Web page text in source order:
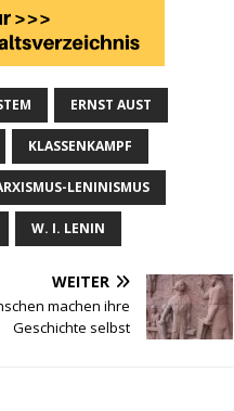
ERNST AUST
KLASSENKAMPF
LENINISMUS
W. I. LENIN
WEITER
machen ihre
Geschichte selbst